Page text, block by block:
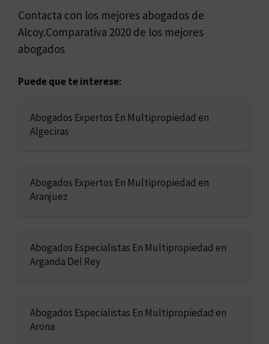
Contacta con los mejores abogados de
Alcoy.Comparativa 2020 de los mejores
abogados
Puede que te interese:
Abogados Expertos En Multipropiedad en
Algeciras
Abogados Expertos En Multipropiedad en
Aranjuez
Abogados Especialistas En Multipropiedad en
Arganda Del Rey
Abogados Especialistas En Multipropiedad en
Arona